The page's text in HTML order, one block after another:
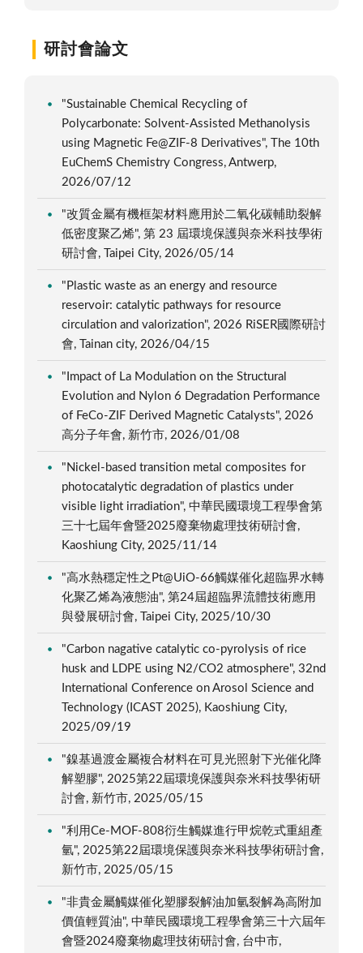
研討會論文
"Sustainable Chemical Recycling of
Polycarbonate: Solvent-Assisted Methanolysis
using Magnetic Fe@ZIF-8 Derivatives", The 10th
EuChemS Chemistry Congress, Antwerp,
2026/07/12
"改質金屬有機框架材料應用於二氧化碳輔助裂解
低密度聚乙烯", 第 23 屆環境保護與奈米科技學術
研討會, Taipei City, 2026/05/14
"Plastic waste as an energy and resource
reservoir: catalytic pathways for resource
circulation and valorization", 2026 RiSER國際研討
會, Tainan city, 2026/04/15
"Impact of La Modulation on the Structural
Evolution and Nylon 6 Degradation Performance
of FeCo-ZIF Derived Magnetic Catalysts", 2026
高分子年會, 新竹市, 2026/01/08
"Nickel-based transition metal composites for
photocatalytic degradation of plastics under
visible light irradiation", 中華民國環境工程學會第
三十七屆年會暨2025廢棄物處理技術研討會,
Kaoshiung City, 2025/11/14
"高水熱穩定性之Pt@UiO-66觸媒催化超臨界水轉
化聚乙烯為液態油", 第24屆超臨界流體技術應用
與發展研討會, Taipei City, 2025/10/30
"Carbon nagative catalytic co-pyrolysis of rice
husk and LDPE using N2/CO2 atmosphere", 32nd
International Conference on Arosol Science and
Technology (ICAST 2025), Kaoshiung City,
2025/09/19
"鎳基過渡金屬複合材料在可見光照射下光催化降
解塑膠", 2025第22屆環境保護與奈米科技學術研
討會, 新竹市, 2025/05/15
"利用Ce-MOF-808衍生觸媒進行甲烷乾式重組產
氫", 2025第22屆環境保護與奈米科技學術研討會,
新竹市, 2025/05/15
"非貴金屬觸媒催化塑膠裂解油加氫裂解為高附加
價值輕質油", 中華民國環境工程學會第三十六屆年
會暨2024廢棄物處理技術研討會, 台中市,